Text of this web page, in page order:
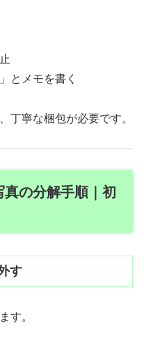
とメモを書く
丁寧な梱包が必要です。
の分解手順｜初
す
す。